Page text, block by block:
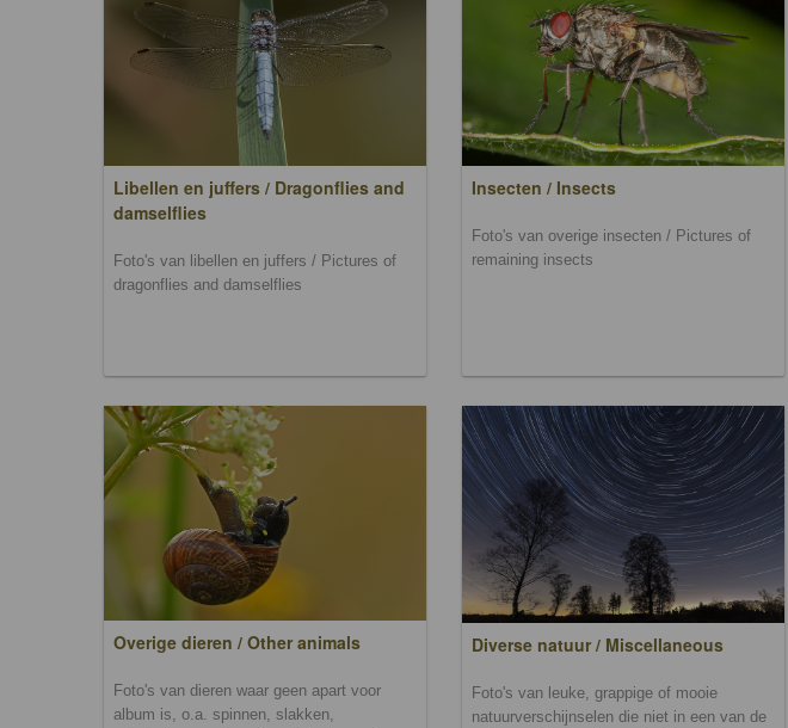
Libellen en juffers / Dragonflies and
damselflies
Foto's van libellen en juffers / Pictures of
dragonflies and damselflies
Insecten / Insects
Foto's van overige insecten / Pictures of
remaining insects
Overige dieren / Other animals
Foto's van dieren waar geen apart voor
album is, o.a. spinnen, slakken,
Diverse natuur / Miscellaneous
Foto's van leuke, grappige of mooie
natuurverschijnselen die niet in een van de